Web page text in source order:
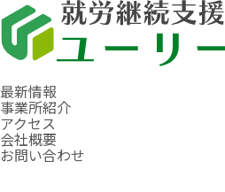
最新情報
事業所紹介
アクセス
会社概要
お問い合わせ